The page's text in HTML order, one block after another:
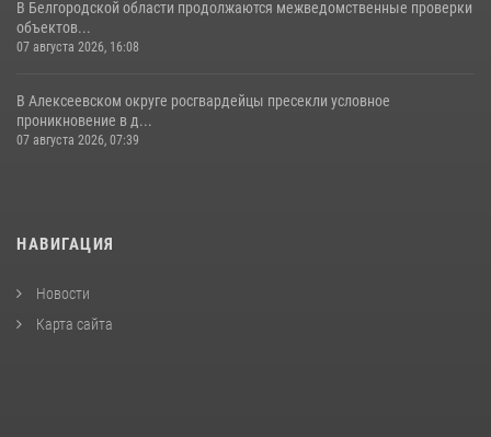
В Белгородской области продолжаются межведомственные проверки
объектов...
07 августа 2026, 16:08
В Алексеевском округе росгвардейцы пресекли условное
проникновение в д...
07 августа 2026, 07:39
НАВИГАЦИЯ
Новости
Карта сайта